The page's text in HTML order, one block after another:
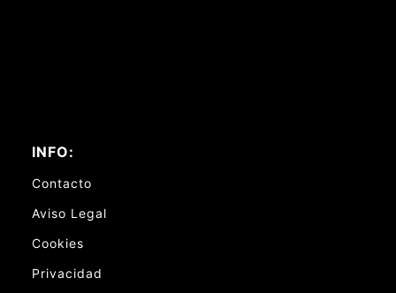
INFO:
Contacto
Aviso Legal
Cookies
Privacidad